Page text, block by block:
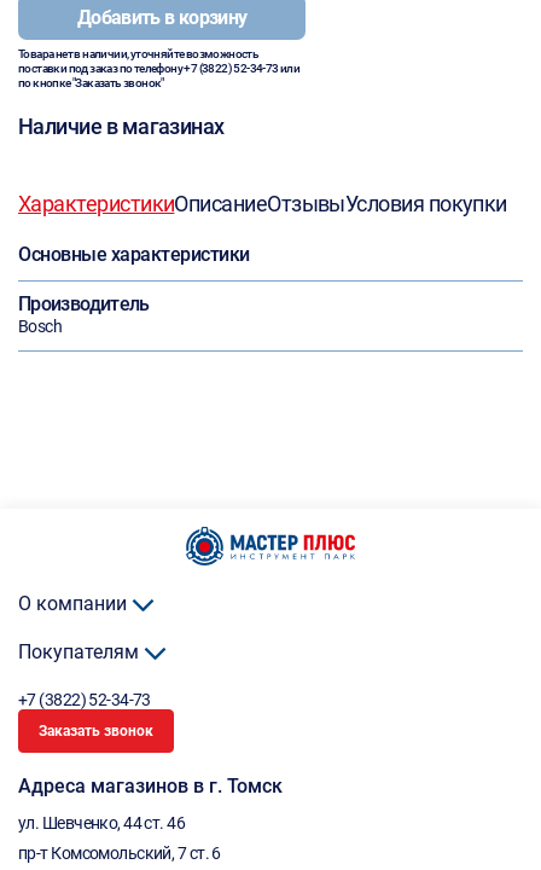
Добавить в корзину
Товара нет в наличии, уточняйте возможность
поставки под заказ по телефону+7 (3822) 52-34-73или
по кнопке "Заказать звонок"
Наличие в магазинах
ХарактеристикиОписаниеОтзывыУсловия покупки
Основные характеристики
Производитель
Bosch
О компании
Покупателям
+7 (3822) 52-34-73
Заказать звонок
Адреса магазинов в г. Томск
ул. Шевченко, 44 ст. 46
пр-т Комсомольский, 7 ст. 6